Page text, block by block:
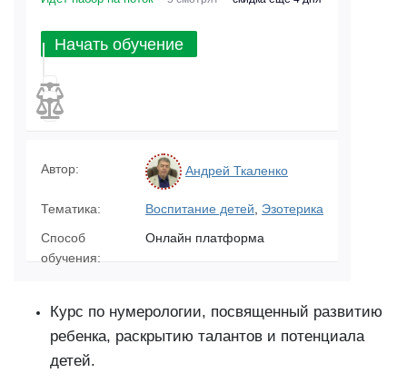
Начать обучение
Автор: Андрей Ткаленко
Тематика: Воспитание детей
Эзотерика
Способ
обучения:
Онлайн платформа
Курс по нумерологии, посвященный развитию
ребенка, раскрытию талантов и потенциала
детей.